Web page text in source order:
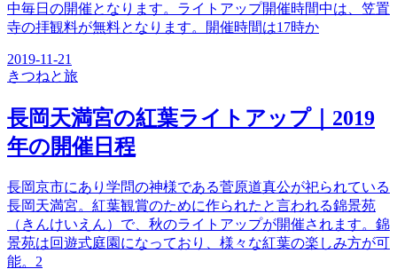
中毎日の開催となります。ライトアップ開催時間中は、笠置
寺の拝観料が無料となります。開催時間は17時か
2019-11-21
きつねと旅
長岡天満宮の紅葉ライトアップ｜2019
年の開催日程
長岡京市にあり学問の神様である菅原道真公が祀られている
長岡天満宮。紅葉観賞のために作られたと言われる錦景苑
（きんけいえん）で、秋のライトアップが開催されます。錦
景苑は回遊式庭園になっており、様々な紅葉の楽しみ方が可
能。2